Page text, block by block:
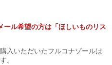
ル希望の方は「ほしいものリス
入いただいたフルコナゾールは
。